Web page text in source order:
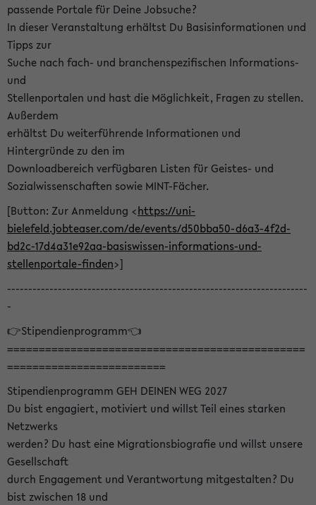
passende Portale für Deine Jobsuche?
In dieser Veranstaltung erhältst Du Basisinformationen und
Tipps zur
Suche nach fach- und branchenspezifischen Informations-
und
Stellenportalen und hast die Möglichkeit, Fragen zu stellen.
Außerdem
erhältst Du weiterführende Informationen und
Hintergründe zu den im
Downloadbereich verfügbaren Listen für Geistes- und
Sozialwissenschaften sowie MINT-Fächer.
[Button: Zur Anmeldung <https://uni-
bielefeld.jobteaser.com/de/events/d50bba50-d6a3-4f2d-
bd2c-17d4a31e92aa-basiswissen-informations-und-
stellenportale-finden>]
-----------------------------------------------------------------------
-
👉Stipendienprogramm👈
===============================================
=========================
Stipendienprogramm GEH DEINEN WEG 2027
Du bist engagiert, motiviert und willst Teil eines starken
Netzwerks
werden? Du hast eine Migrationsbiografie und willst unsere
Gesellschaft
durch Engagement und Verantwortung mitgestalten? Du
bist zwischen 18 und